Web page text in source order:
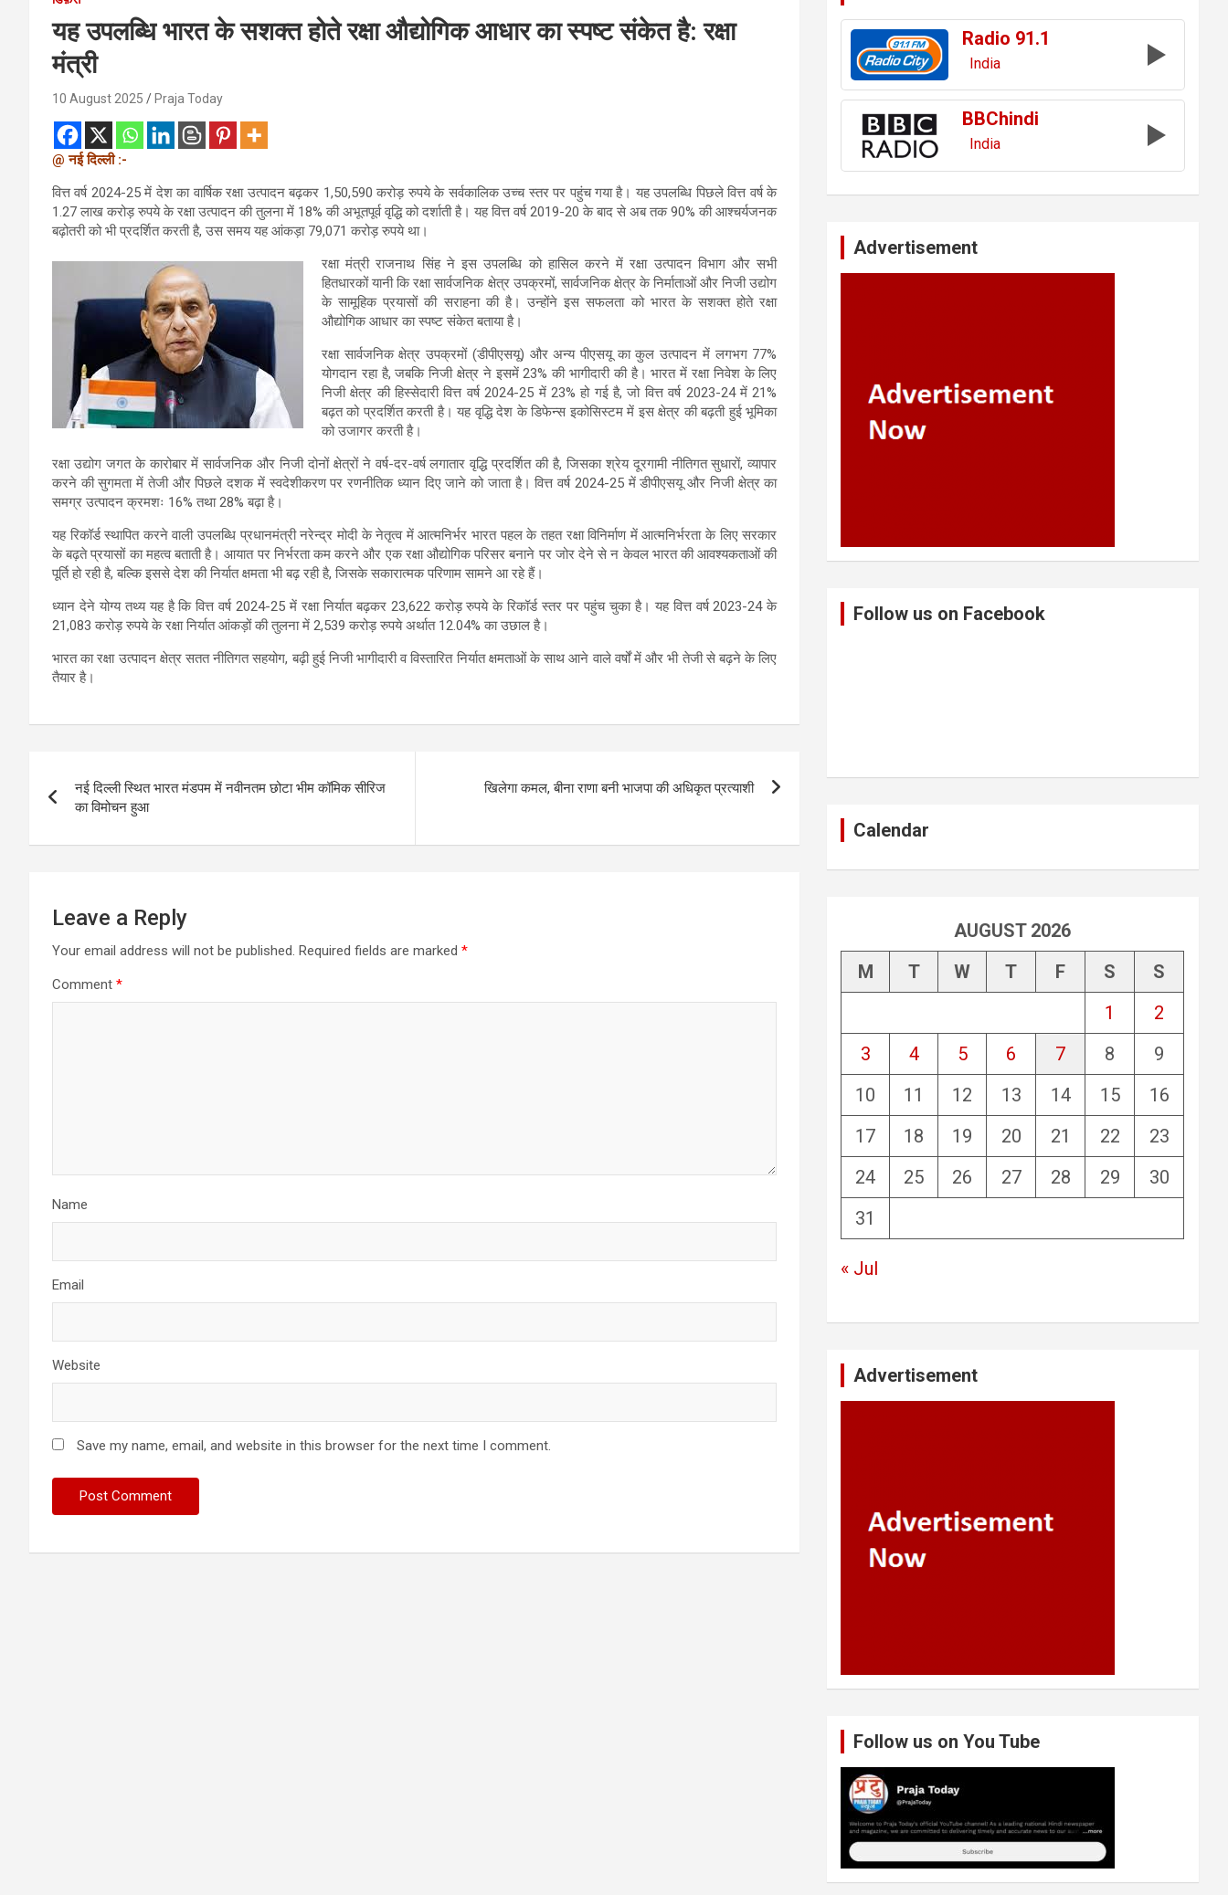
यह उपलब्धि भारत के सशक्त होते रक्षा औद्योगिक आधार का स्पष्ट संकेत है: रक्षा
मंत्री
10 August 2025 Praja Today
@ नई दिल्ली :-
वित्त वर्ष 2024-25 में देश का वार्षिक रक्षा उत्पादन बढ़कर 1,50,590 करोड़ रुपये के सर्वकालिक उच्च स्तर पर पहुंच गया है। यह उपलब्धि पिछले वित्त वर्ष के
1.27 लाख करोड़ रुपये के रक्षा उत्पादन की तुलना में 18% की अभूतपूर्व वृद्धि को दर्शाती है। यह वित्त वर्ष 2019-20 के बाद से अब तक 90% की आश्चर्यजनक
बढ़ोतरी को भी प्रदर्शित करती है, उस समय यह आंकड़ा 79,071 करोड़ रुपये था।
रक्षा मंत्री राजनाथ सिंह ने इस उपलब्धि को हासिल करने में रक्षा उत्पादन विभाग और सभी
हितधारकों यानी कि रक्षा सार्वजनिक क्षेत्र उपक्रमों, सार्वजनिक क्षेत्र के निर्माताओं और निजी उद्योग
के सामूहिक प्रयासों की सराहना की है। उन्होंने इस सफलता को भारत के सशक्त होते रक्षा
औद्योगिक आधार का स्पष्ट संकेत बताया है।
रक्षा सार्वजनिक क्षेत्र उपक्रमों (डीपीएसयू) और अन्य पीएसयू का कुल उत्पादन में लगभग 77%
योगदान रहा है, जबकि निजी क्षेत्र ने इसमें 23% की भागीदारी की है। भारत में रक्षा निवेश के लिए
निजी क्षेत्र की हिस्सेदारी वित्त वर्ष 2024-25 में 23% हो गई है, जो वित्त वर्ष 2023-24 में 21%
बढ़त को प्रदर्शित करती है। यह वृद्धि देश के डिफेन्स इकोसिस्टम में इस क्षेत्र की बढ़ती हुई भूमिका
को उजागर करती है।
रक्षा उद्योग जगत के कारोबार में सार्वजनिक और निजी दोनों क्षेत्रों ने वर्ष-दर-वर्ष लगातार वृद्धि प्रदर्शित की है, जिसका श्रेय दूरगामी नीतिगत सुधारों, व्यापार
करने की सुगमता में तेजी और पिछले दशक में स्वदेशीकरण पर रणनीतिक ध्यान दिए जाने को जाता है। वित्त वर्ष 2024-25 में डीपीएसयू और निजी क्षेत्र का
समग्र उत्पादन क्रमशः 16% तथा 28% बढ़ा है।
यह रिकॉर्ड स्थापित करने वाली उपलब्धि प्रधानमंत्री नरेन्द्र मोदी के नेतृत्व में आत्मनिर्भर भारत पहल के तहत रक्षा विनिर्माण में आत्मनिर्भरता के लिए सरकार
के बढ़ते प्रयासों का महत्व बताती है। आयात पर निर्भरता कम करने और एक रक्षा औद्योगिक परिसर बनाने पर जोर देने से न केवल भारत की आवश्यकताओं की
पूर्ति हो रही है, बल्कि इससे देश की निर्यात क्षमता भी बढ़ रही है, जिसके सकारात्मक परिणाम सामने आ रहे हैं।
ध्यान देने योग्य तथ्य यह है कि वित्त वर्ष 2024-25 में रक्षा निर्यात बढ़कर 23,622 करोड़ रुपये के रिकॉर्ड स्तर पर पहुंच चुका है। यह वित्त वर्ष 2023-24 के
21,083 करोड़ रुपये के रक्षा निर्यात आंकड़ों की तुलना में 2,539 करोड़ रुपये अर्थात 12.04% का उछाल है।
भारत का रक्षा उत्पादन क्षेत्र सतत नीतिगत सहयोग, बढ़ी हुई निजी भागीदारी व विस्तारित निर्यात क्षमताओं के साथ आने वाले वर्षों में और भी तेजी से बढ़ने के लिए
तैयार है।
navigation
नई दिल्ली स्थित भारत मंडपम में नवीनतम छोटा भीम कॉमिक सीरिज
का विमोचन हुआ
खिलेगा कमल, बीना राणा बनी भाजपा की अधिकृत प्रत्याशी
Leave a Reply
Your email address will not be published. Required fields are marked *
Comment *
Name
Email
Website
Save my name, email, and website in this browser for the next time I comment.
Radio 91.1
India
BBChindi
India
Advertisement
Follow us on Facebook
Calendar
AUGUST 2026
M
T W T F S
S
1
2
3
4 5 6 7 8
9
10
11 12 13 14 15
16
17
18 19 20 21 22
23
24
25 26 27 28 29
30
31
« Jul
Advertisement
Follow us on You Tube